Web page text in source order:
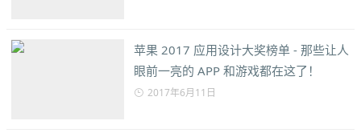
苹果 2017 应用设计大奖榜单 - 那些让人
眼前一亮的 APP 和游戏都在这了！
2017年6月11日